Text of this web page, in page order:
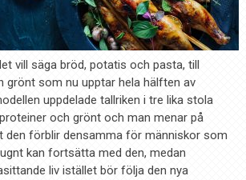
vill säga bröd, potatis och pasta, till
som nu upptar hela hälften av
uppdelade tallriken i tre lika stola
och grönt och man menar på
den förblir densamma för människor som
kan fortsätta med den, medan
liv istället bör följa den nya